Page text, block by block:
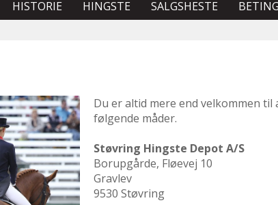
HISTORIE HINGSTE SALGSHESTE
Du er altid mere end velkommen
følgende måder.
Støvring Hingste Depot A/S
Borupgårde, Fløevej 10
Gravlev
9530 Støvring